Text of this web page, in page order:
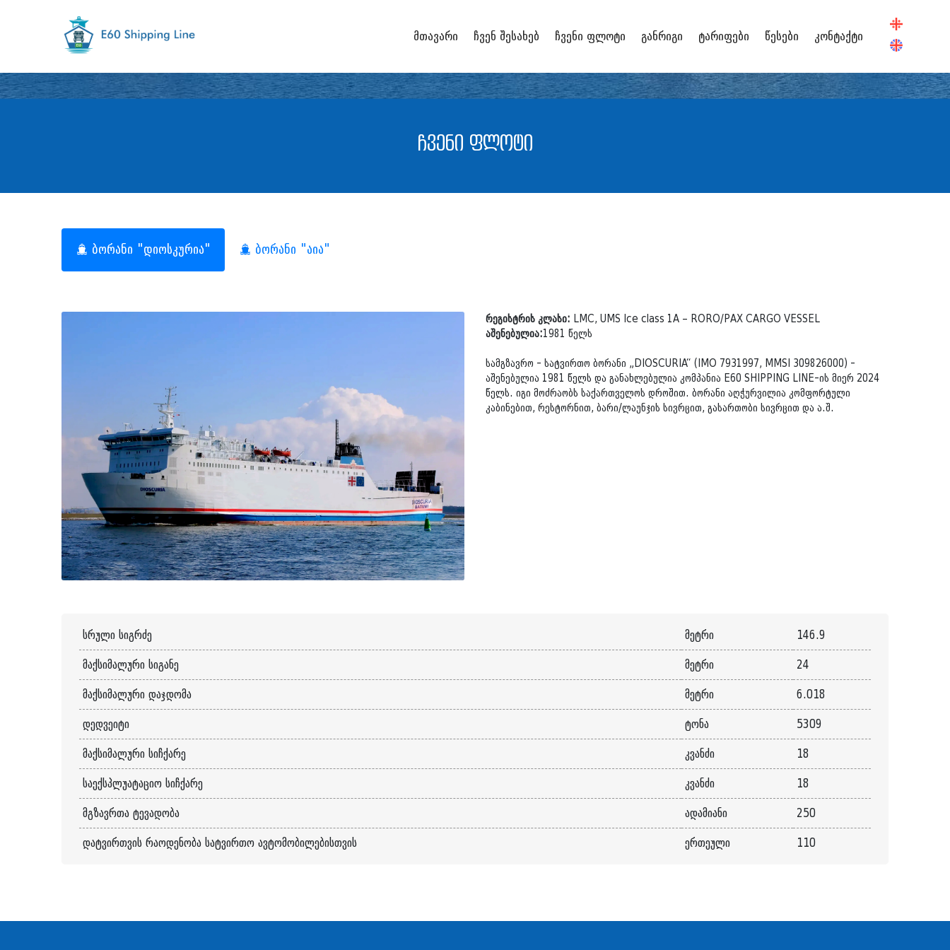
მთავარი ჩვენ შესახებ ჩვენი ფლოტი განრიგი ტარიფები წესები კონტაქტი
ჩვენი ფლოტი
ბორანი "დიოსკურია" ბორანი "აია"
რეგისტრის კლასი: LMC, UMS Ice class 1A – RORO/PAX CARGO VESSEL
აშენებულია:1981 წელს
სამგზავრო - სატვირთო ბორანი „DIOSCURIA“ (IMO 7931997, MMSI 309826000) -
აშენებულია 1981 წელს და განახლებულია კომპანია E60 SHIPPING LINE-ის მიერ 2024
წელს. იგი მოძრაობს საქართველოს დროშით. ბორანი აღჭურვილია კომფორტული
კაბინებით, რესტორნით, ბარი/ლაუნჯის სივრცით, გასართობი სივრცით და ა.შ.
სრული სიგრძე მეტრი 146.9
მაქსიმალური სიგანე მეტრი 24
მაქსიმალური დაჯდომა მეტრი 6.018
დედვეიტი ტონა 5309
მაქსიმალური სიჩქარე კვანძი 18
საექსპლუატაციო სიჩქარე კვანძი 18
მგზავრთა ტევადობა ადამიანი 250
დატვირთვის რაოდენობა სატვირთო ავტომობილებისთვის ერთეული 110